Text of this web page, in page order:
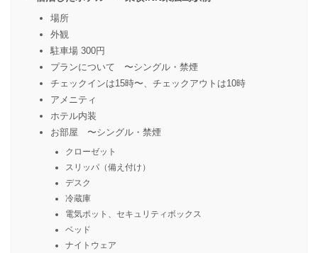
場所
外観
駐車場 300円
プランについて 〜シングル・禁煙
チェックインは15時〜、チェックアウトは10時
アメニティ
ホテル内装
お部屋 〜シングル・禁煙
クローゼット
スリッパ（備え付け）
デスク
冷蔵庫
電気ポット、セキュリティボックス
ベッド
ナイトウェア